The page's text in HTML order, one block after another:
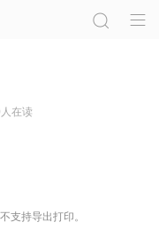
在读
支持导出打印。